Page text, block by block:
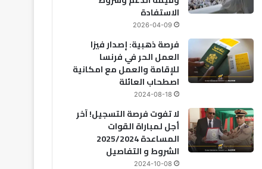
الاستفادة
2026-04-09
فرصة ذهبية: إصدار فيزا
العمل الحر في فرنسا
للإقامة والعمل مع امكانية
اصطحاب العائلة
2024-08-18
لا تفوت فرصة التسجيل! آخر
أجل لمباراة القوات
المساعدة 2025/2024
الشروط و التفاصيل
2024-10-08